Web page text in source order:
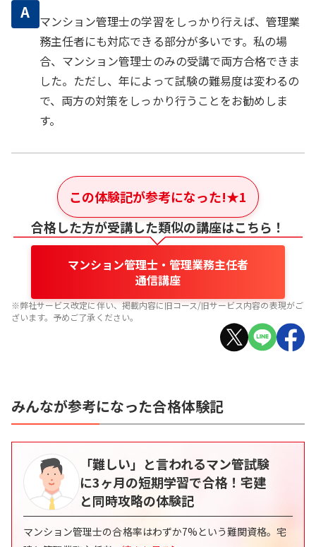
A
マンション管理士の学習をしっかり行えば、管理業
務主任者にも対応できる部分が多いです。私の場
合、マンション管理士のみの受講で両方合格できま
した。ただし、年によって試験の難易度は変わるの
で、両方の対策をしっかり行うことをお勧めしま
す。
この体験記が参考になった!★1
合格した方が受講した類似の講座はこちら！
マンション管理士・管理業務主任者
通信講座
※弊社サービス改定に伴い、掲載内容に旧コース/旧サービス内容の表現がご
ざいます。予めご了承ください。
みんなが参考になった合格体験記
「難しい」と言われるマン管試験
に3ヶ月の短期学習で合格！宅建
と同時攻略の体験記
マンション管理士の合格率はわずか7%という難関資格。宅